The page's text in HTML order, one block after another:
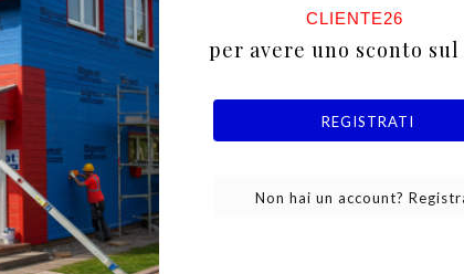
industriale e per l’arredo urbano,
REGISTRATI
Non hai un account?
per avere uno sconto
CLIENTE26